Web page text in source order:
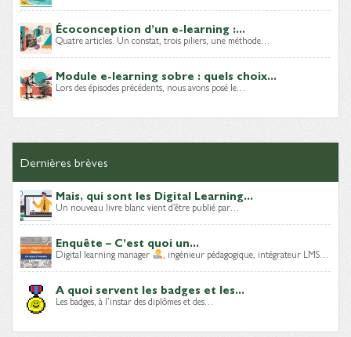
Écoconception d’un e-learning :...
Quatre articles. Un constat, trois piliers, une méthode…
Module e-learning sobre : quels choix...
Lors des épisodes précédents, nous avons posé le…
Dernières brèves
Mais, qui sont les Digital Learning...
Un nouveau livre blanc vient d’être publié par…
Enquête – C’est quoi un...
Digital learning manager , ingénieur pédagogique, intégrateur LMS…
A quoi servent les badges et les...
Les badges, à l’instar des diplômes et des…